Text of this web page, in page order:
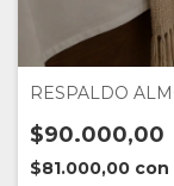
RESPALDO
$90.000,00
$81.000,00 con